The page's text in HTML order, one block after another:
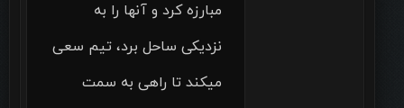
مبارزه کرد و آنها را به
نزدیکی ساحل برد، تیم سعی
میکند تا راهی به سمت